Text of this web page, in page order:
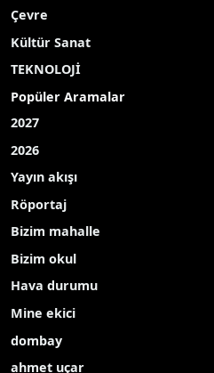
Çevre
Kültür Sanat
TEKNOLOJİ
Popüler Aramalar
2027
2026
Yayın akışı
Röportaj
Bizim mahalle
Bizim okul
Hava durumu
Mine ekici
dombay
ahmet uçar